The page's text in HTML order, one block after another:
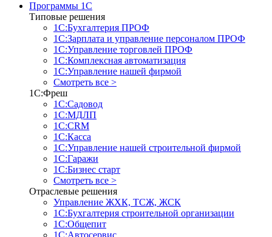
Программы 1С
Типовые решения
1С:Бухгалтерия ПРОФ
1С:Зарплата и управление персоналом ПРОФ
1С:Управление торговлей ПРОФ
1С:Комплексная автоматизация
1С:Управление нашей фирмой
Смотреть все >
1С:Фреш
1С:Садовод
1С:МДЛП
1С:CRM
1С:Касса
1С:Управление нашей строительной фирмой
1С:Гаражи
1С:Бизнес старт
Смотреть все >
Отраслевые решения
Управление ЖХК, ТСЖ, ЖСК
1С:Бухгалтерия строительной организации
1С:Общепит
1С:Автосервис